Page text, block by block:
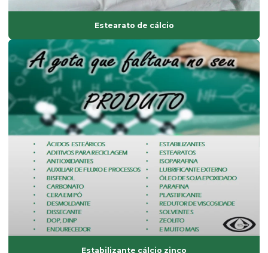
Estabilizante cálcio zinco
Estabilizante líquido
Estabilizante sólido
Estabilizante térmico para pvc
Estearato de cálcio
Estearato de magnésio
Estearato de magnésio preço
Estearato de sódio
Estearato de zinco
Estearatos de alumínio
Estearato de cálcio
Estabilizante cálcio zinco